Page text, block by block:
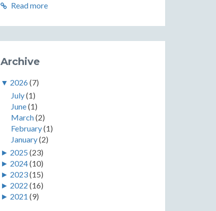
Read more
Archive
▼ 2026(7)
July(1)
June(1)
March(2)
February(1)
January(2)
► 2025 (23)
► 2024(10)
► 2023(15)
► 2022 (16)
► 2021 (9)